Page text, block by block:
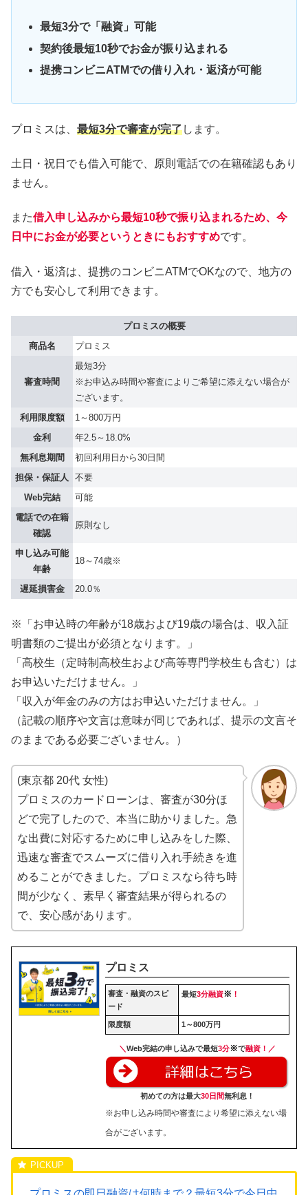
最短3分で「融資」可能
契約後最短10秒でお金が振り込まれる
提携コンビニATMでの借り入れ・返済が可能
プロミスは、 最短3分で審査が完了します。
土日・祝日でも借入可能で、原則電話での在籍確認もあり
ません。
また借入申し込みから最短10秒で振り込まれるため、今
日中にお金が必要というときにもおすすめです。
借入・返済は、提携のコンビニATMでOKなので、地方の
方でも安心して利用できます。
プロミスの概要
商品名
プロミス
審査時間
最短3分
※お申込み時間や審査によりご希望に添えない場合が
ございます。
利用限度額
1～800万円
金利
年2.5～18.0%
無利息期間
初回利用日から30日間
担保・保証人
不要
Web完結
可能
電話での在籍
確認
原則なし
申し込み可能
年齢
18～74歳※
遅延損害金 20.0％
※「お申込時の年齢が18歳および19歳の場合は、収入証
明書類のご提出が必須となります。」
「高校生（定時制高校生および高等専門学校生も含む）は
お申込いただけません。」
「収入が年金のみの方はお申込いただけません。」
（記載の順序や文言は意味が同じであれば、提示の文言そ
のままである必要ございません。）
(東京都 20代 女性)
プロミスのカードローンは、審査が30分ほ
どで完了したので、本当に助かりました。急
な出費に対応するために申し込みをした際、
迅速な審査でスムーズに借り入れ手続きを進
めることができました。プロミスなら待ち時
間が少なく、素早く審査結果が得られるの
で、安心感があります。
プロミス
審査・融資のスピ
ード
最短3分融資※ ！
限度額 1～800万円
＼Web完結の申し込みで最短3分※で融資！／
初めての方は最大30日間無利息！
※お申し込み時間や審査により希望に添えない場
合がございます。